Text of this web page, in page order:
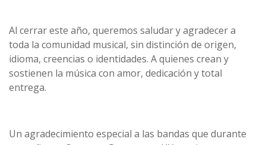
Al cerrar este año, queremos saludar y agradecer a
toda la comunidad musical, sin distinción de origen,
idioma, creencias o identidades. A quienes crean y
sostienen la música con amor, dedicación y total
entrega.
Un agradecimiento especial a las bandas que durante